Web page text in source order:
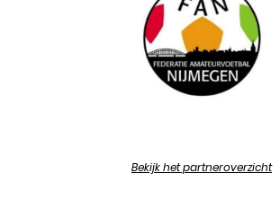
Bekijk het partneroverzicht